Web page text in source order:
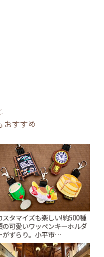
おすすめ
スタマイズも楽しい!約500種
の可愛いワッペンキーホルダ
がずらり。小平市
Kimamaya T&K」 | ことりっ